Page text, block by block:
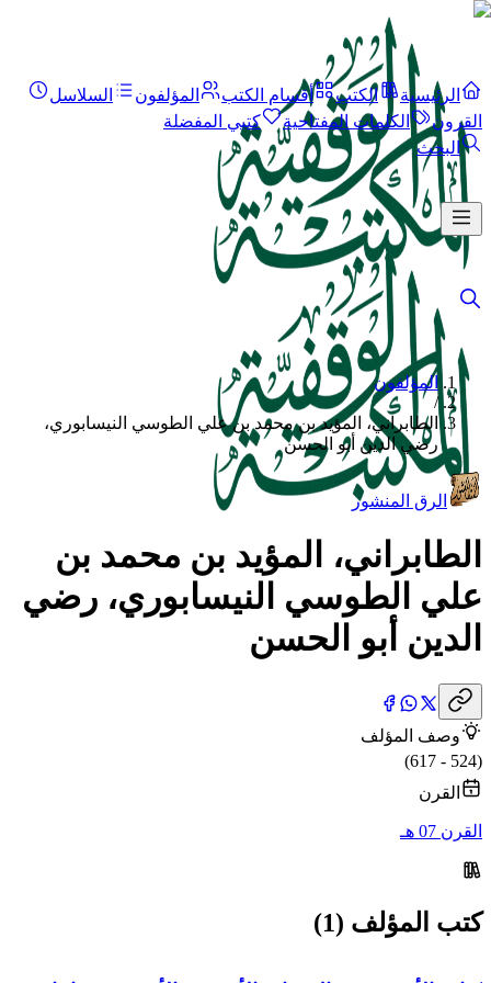
الرئيسية الكتب أقسام الكتب المؤلفون
السلاسل
القرون
الكلمات المفتاحية
كتبي المفضلة
البحث
المؤلفون
/
الطابراني، المؤيد بن محمد بن علي الطوسي النيسابوري،
رضي الدين أبو الحسن
الرق المنشور
الطابراني، المؤيد بن محمد بن
علي الطوسي النيسابوري، رضي
الدين أبو الحسن
وصف المؤلف
(524 - 617)
القرن
القرن 07 هـ
كتب المؤلف (1)